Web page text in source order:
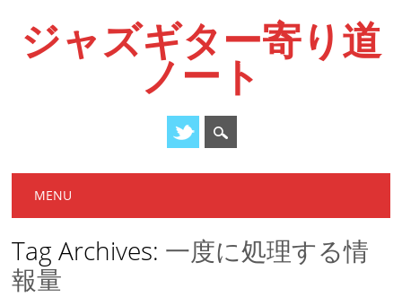
ジャズギター寄り道
ノート
Main menu
MENU
Tag Archives: 一度に処理する情
報量